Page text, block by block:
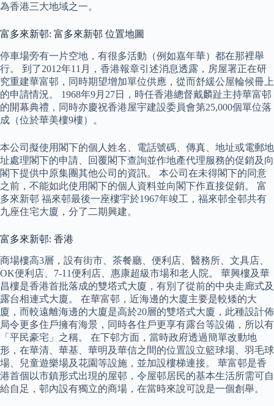
為香港三大地域之一。
富多來新邨: 富多來新邨 位置地圖
停車場旁有一片空地，有很多活動（例如嘉年華）都在那裡舉
行。 到了2012年11月，香港報章引述消息透露，房屋署正在研
究重建華富邨，同時期望增加單位供應，從而舒緩公屋輪候冊上
的申請情況。 1968年9月27日，時任香港總督戴麟趾主持華富邨
的開幕典禮，同時亦慶祝香港屋宇建設委員會第25,000個單位落
成（位於華美樓9樓）。
本公司擬使用閣下的個人姓名、電話號碼、傳真、地址或電郵地
址處理閣下的申請、回覆閣下查詢並作地產代理服務的促銷及向
閣下提供中原集團其他公司的資訊。 本公司在未得閣下的同意
之前，不能如此使用閣下的個人資料並向閣下作直接促銷。 富
多來新邨 福來邨最後一座樓宇於1967年竣工，福來邨全邨共有
九座住宅大廈，分了二期興建。
富多來新邨: 香港
商場樓高3層，設有街市、茶餐廳、便利店、醫務所、文具店、
OK便利店、7-11便利店、惠康超級市場和老人院。 華興樓及華
昌樓是香港首批落成的雙塔式大廈，有別了從前的中央走廊式及
露台相連式大廈。 在華富邨，近海邊的大廈主要是較矮的大
廈，而較遠離海邊的大廈是高於20層的雙塔式大廈，此種設計佈
局令更多住戶擁有海景，同時各住戶更享有露台等設備，所以有
「平民豪宅」之稱。 在下邨方面，當時政府透過簡單改動地
形，在華清、華基、華明及華信之間的位置設立籃球場、羽毛球
場、兒童遊樂場及花園等設施，並加設樓梯連接。 華富邨是香
港首個以市鎮形式出現的屋邨，令屋邨居民的基本生活所需可自
給自足，邨內設有獨立的商場，在當時來說可說是一個創舉。